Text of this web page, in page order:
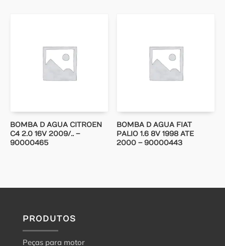
BOMBA D AGUA CITROEN
C4 2.0 16V 2009/.. –
90000465
BOMBA D AGUA FIAT
PALIO 1.6 8V 1998 ATE
2000 – 90000443
PRODUTOS
Peças para motor